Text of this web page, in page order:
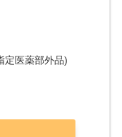
定医薬部外品)